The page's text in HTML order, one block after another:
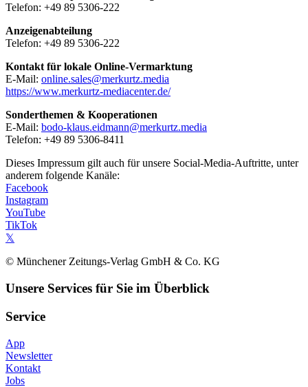
Telefon: +49 89 5306-222
Anzeigenabteilung
Telefon: +49 89 5306-222
Kontakt für lokale Online-Vermarktung
E-Mail: online.sales@merkurtz.media
https://www.merkurtz-mediacenter.de/
Sonderthemen & Kooperationen
E-Mail: bodo-klaus.eidmann@merkurtz.media
Telefon: +49 89 5306-8411
Dieses Impressum gilt auch für unsere Social-Media-Auftritte, unter
anderem folgende Kanäle:
Facebook
Instagram
YouTube
TikTok
𝕏
© Münchener Zeitungs-Verlag GmbH & Co. KG
Unsere Services für Sie im Überblick
Service
App
Newsletter
Kontakt
Jobs